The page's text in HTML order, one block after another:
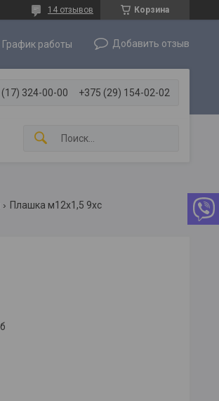
Корзина
14 отзывов
График работы Добавить отзыв
(17) 324-00-00 +375 (29) 154-02-02
Плашка м12х1,5 9хс